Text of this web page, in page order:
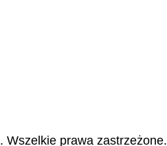
. Wszelkie prawa zastrzeżone.